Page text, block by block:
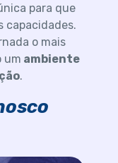
para que
capacidades.
o mais
um ambiente
.